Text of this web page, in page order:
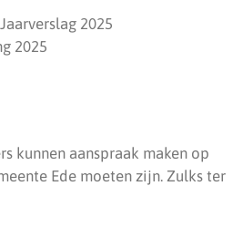
2025
2025
kunnen aanspraak maken op
Ede moeten zijn. Zulks ter